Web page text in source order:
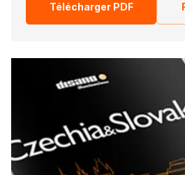
Télécharger PDF